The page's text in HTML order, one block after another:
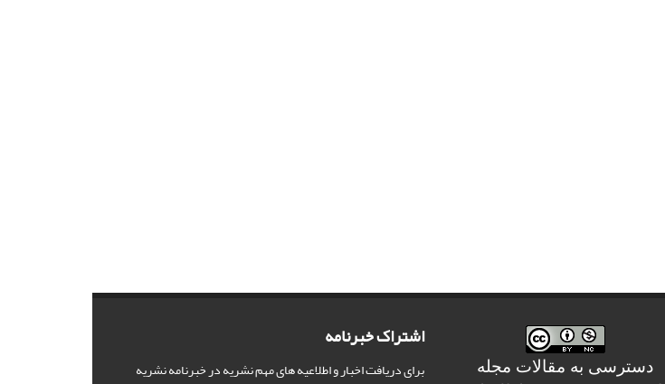
دسترسی به مقالات مجله
اشتراک خبرنامه
برای دریافت اخبار و اطلاعیه های مهم نشریه در خبرنامه نشریه